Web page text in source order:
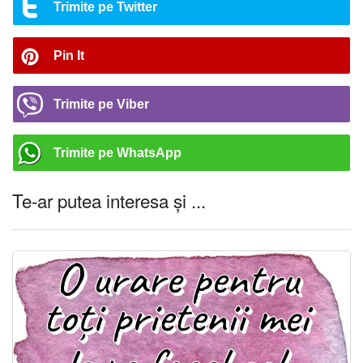
Trimite pe Twitter
Pin It
Trimite pe Viber
Trimite pe WhatsApp
Te-ar putea interesa și ...